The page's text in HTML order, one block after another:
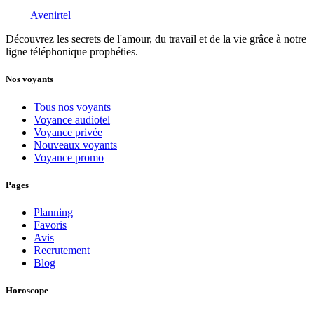
Avenirtel
Découvrez les secrets de l'amour, du travail et de la vie grâce à notre
ligne téléphonique prophéties.
Nos voyants
Tous nos voyants
Voyance audiotel
Voyance privée
Nouveaux voyants
Voyance promo
Pages
Planning
Favoris
Avis
Recrutement
Blog
Horoscope